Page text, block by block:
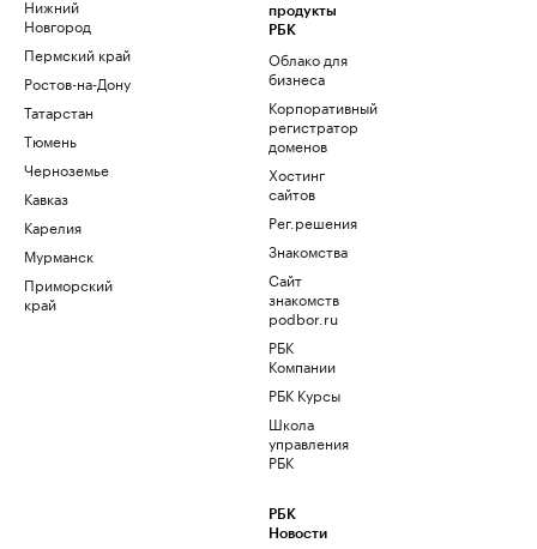
Нижний
Новгород
Пермский край
Ростов-на-Дону
Татарстан
Тюмень
Черноземье
Кавказ
Карелия
Мурманск
Приморский
край
продукты
РБК
Облако для
бизнеса
Корпоративный
регистратор
доменов
Хостинг
сайтов
Рег.решения
Знакомства
Сайт
знакомств
podbor.ru
РБК
Компании
РБК Курсы
Школа
управления
РБК
РБК
Новости